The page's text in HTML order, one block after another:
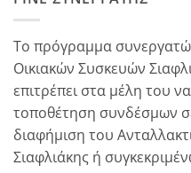
Το πρόγραμμα
Οικιακών Συσκευών
επιτρέπει στα μέλη του
τοποθέτηση συνδέσμων
διαφήμιση του
Σιαφλιάκης ή